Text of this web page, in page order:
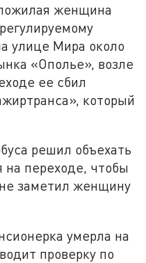
женщина
улице Мира около
«Ополье», возле
ее сбил
который
решил объехать
переходе, чтобы
заметил женщину
умерла на
проверку по